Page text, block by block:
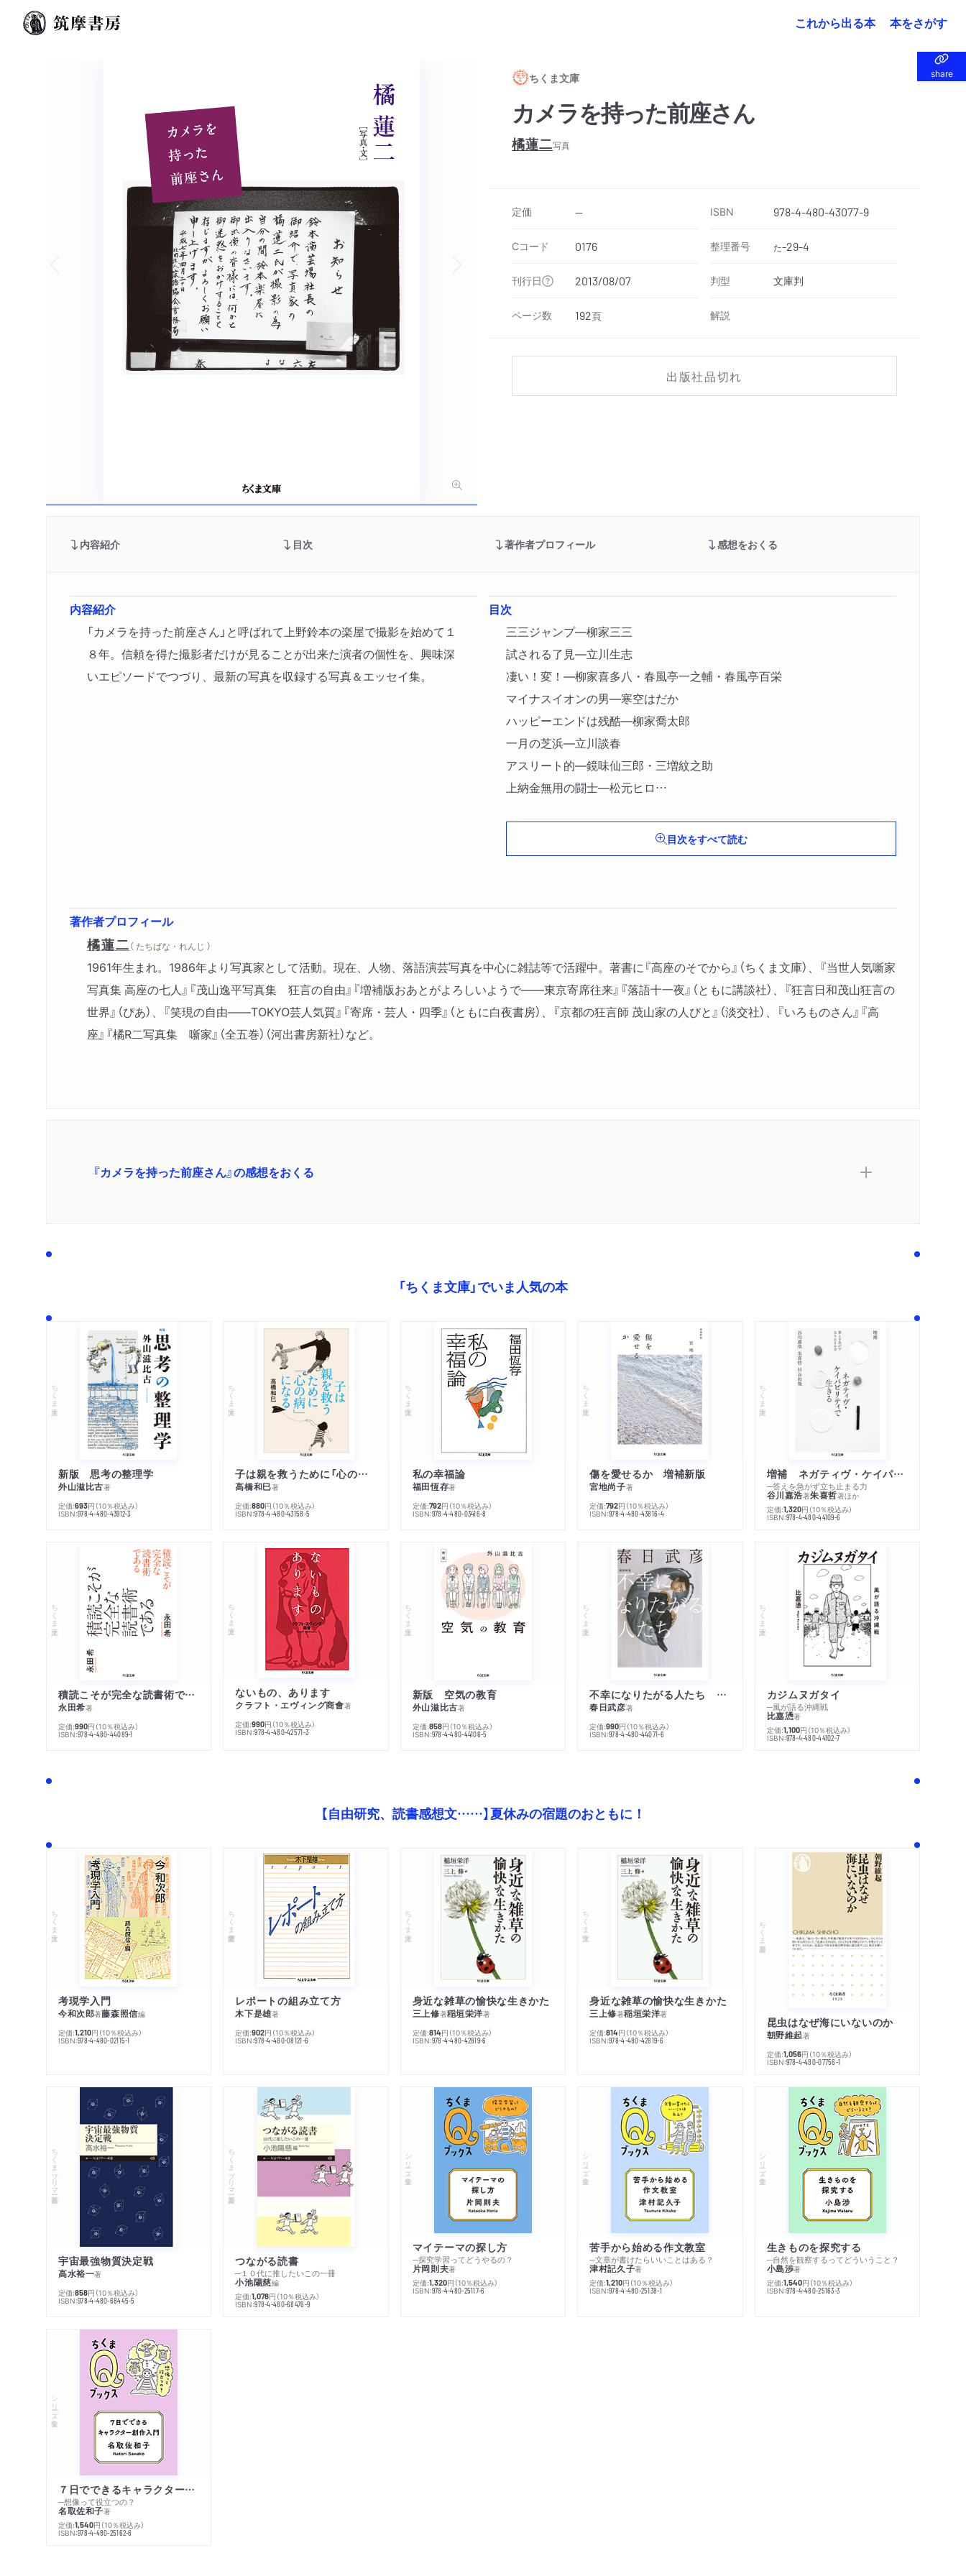
これから出る本 本をさがす
share
share
ちくま文庫
カメラを持った前座さん
橘蓮二写真
定価 -- ISBN 978-4-480-43077-9
Cコード 0176 整理番号 た-29-4
刊行日 2013/08/07 判型 文庫判
ページ数 192頁 解説
出版社品切れ
内容紹介 目次 著作者プロフィール 感想をおくる
内容紹介
「カメラを持った前座さん」と呼ばれて上野鈴本の楽屋で撮影を始めて１
８年。信頼を得た撮影者だけが見ることが出来た演者の個性を、興味深
いエピソードでつづり、最新の写真を収録する写真＆エッセイ集。
目次
三三ジャンプ―柳家三三
試される了見―立川生志
凄い！変！―柳家喜多八・春風亭一之輔・春風亭百栄
マイナスイオンの男―寒空はだか
ハッピーエンドは残酷―柳家喬太郎
一月の芝浜―立川談春
アスリート的―鏡味仙三郎・三増紋之助
上納金無用の闘士―松元ヒロ
被写体との距離感―春風亭昇太
恩人―古今亭圓菊
キリンと家元―立川談志
記憶する写真
目次をすべて読む
著作者プロフィール
橘蓮二（ たちばな・れんじ ）
1961年生まれ。1986年より写真家として活動。現在、人物、落語演芸写真を中心に雑誌等で活躍中。著書に『高座のそでから』（ちくま文庫）、『当世人気噺家
写真集 高座の七人』『茂山逸平写真集 狂言の自由』『増補版おあとがよろしいようで――東京寄席往来』『落語十一夜』（ともに講談社）、『狂言日和茂山狂言の
世界』（ぴあ）、『笑現の自由――TOKYO芸人気質』『寄席・芸人・四季』（ともに白夜書房）、『京都の狂言師 茂山家の人びと』（淡交社）、『いろものさん』『高
座』『橘R二写真集 噺家』（全五巻）（河出書房新社）など。
『カメラを持った前座さん』の感想をおくる
「ちくま文庫」でいま人気の本
ちくま文庫
新版 思考の整理学
外山滋比古著
定価:693円 （10％税込み）
ISBN:978-4-480-43912-3
ちくま文庫
子は親を救うために「心の病」になる
高橋和巳著
定価:880円 （10％税込み）
ISBN:978-4-480-43158-5
ちくま文庫
私の幸福論
福田恆存著
定価:792円 （10％税込み）
ISBN:978-4-480-03416-8
ちくま文庫
傷を愛せるか 増補新版
宮地尚子著
定価:792円 （10％税込み）
ISBN:978-4-480-43816-4
ちくま文庫
増補 ネガティヴ・ケイパビリティで生きる
─答えを急がず立ち止まる力
谷川嘉浩著朱喜哲著ほか
定価:1,320円 （10％税込み）
ISBN:978-4-480-44109-6
ちくま文庫
積読こそが完全な読書術である
永田希著
定価:990円 （10％税込み）
ISBN:978-4-480-44089-1
ちくま文庫
ないもの、あります
クラフト・エヴィング商會著
定価:990円 （10％税込み）
ISBN:978-4-480-42571-3
ちくま文庫
新版 空気の教育
外山滋比古著
定価:858円 （10％税込み）
ISBN:978-4-480-44106-5
ちくま文庫
不幸になりたがる人たち 増補新版
春日武彦著
定価:990円 （10％税込み）
ISBN:978-4-480-44071-6
ちくま文庫
カジムヌガタイ
─風が語る沖縄戦
比嘉慂著
定価:1,100円 （10％税込み）
ISBN:978-4-480-44102-7
【自由研究、読書感想文……】夏休みの宿題のおともに！
ちくま文庫
考現学入門
今和次郎著藤森照信編
定価:1,210円 （10％税込み）
ISBN:978-4-480-02115-1
ちくま学芸文庫
レポートの組み立て方
木下是雄著
定価:902円 （10％税込み）
ISBN:978-4-480-08121-6
ちくま文庫
身近な雑草の愉快な生きかた
三上修著稲垣栄洋著
定価:814円 （10％税込み）
ISBN:978-4-480-42819-6
ちくま文庫
身近な雑草の愉快な生きかた
三上修著稲垣栄洋著
定価:814円 （10％税込み）
ISBN:978-4-480-42819-6
ちくま新書
昆虫はなぜ海にいないのか
朝野維起著
定価:1,056円 （10％税込み）
ISBN:978-4-480-07756-1
ちくまプリマー新書
宇宙最強物質決定戦
高水裕一著
定価:858円 （10％税込み）
ISBN:978-4-480-68445-5
ちくまプリマー新書
つながる読書
─１０代に推したいこの一冊
小池陽慈編
定価:1,078円 （10％税込み）
ISBN:978-4-480-68476-9
シリーズ・全集
マイテーマの探し方
─探究学習ってどうやるの？
片岡則夫著
定価:1,320円 （10％税込み）
ISBN:978-4-480-25117-6
シリーズ・全集
苦手から始める作文教室
─文章が書けたらいいことはある？
津村記久子著
定価:1,210円 （10％税込み）
ISBN:978-4-480-25138-1
シリーズ・全集
生きものを探究する
─自然を観察するってどういうこと？
小島渉著
定価:1,540円 （10％税込み）
ISBN:978-4-480-25163-3
シリーズ・全集
７日でできるキャラクター創作入門
─想像って役立つの？
名取佐和子著
定価:1,540円 （10％税込み）
ISBN:978-4-480-25162-6